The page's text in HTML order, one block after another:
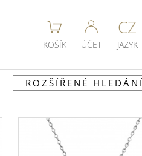
KOŠÍK ÚČET
CZ
JAZYK
ROZŠÍŘENÉ HLEDÁNÍ